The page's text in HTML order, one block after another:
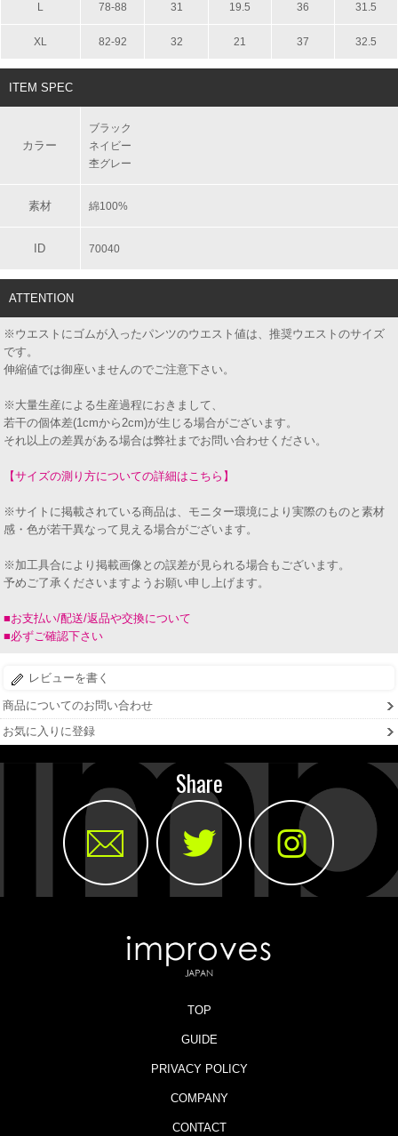
L 78-88 31 19.5 36 31.5
XL 82-92 32 21 37 32.5
ITEM SPEC
カラー
ブラック
ネイビー
杢グレー
素材 綿100%
ID 70040
ATTENTION
※ウエストにゴムが入ったパンツのウエスト値は、推奨ウエストのサイズ
です。
伸縮値では御座いませんのでご注意下さい。
※大量生産による生産過程におきまして、
若干の個体差(1cmから2cm)が生じる場合がございます。
それ以上の差異がある場合は弊社までお問い合わせください。
【サイズの測り方についての詳細はこちら】
※サイトに掲載されている商品は、モニター環境により実際のものと素材
感・色が若干異なって見える場合がございます。
※加工具合により掲載画像との誤差が見られる場合もございます。
予めご了承くださいますようお願い申し上げます。
■お支払い/配送/返品や交換について
■必ずご確認下さい
レビューを書く
商品についてのお問い合わせ
お気に入りに登録
Share
TOP
GUIDE
PRIVACY POLICY
COMPANY
CONTACT